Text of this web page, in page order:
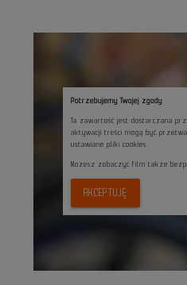
Potrzebujemy Twojej zgody
Ta zawartość jest dostarczana
aktywacji treści mogą być
ustawiane pliki cookies.
Możesz zobaczyc film także
AKCEPTUJĘ